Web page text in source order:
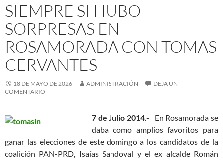
SIEMPRE SI HUBO
SORPRESAS EN
ROSAMORADA CON TOMAS
CERVANTES
18 DE MAYO DE 2026 ADMINISTRACIÓN
DEJA UN
COMENTARIO
7 de Julio 2014.- En Rosamorada se
daba como amplios favoritos para
ganar las elecciones de este domingo a los candidatos de la
coalición PAN-PRD, Isaías Sandoval y el ex alcalde Román